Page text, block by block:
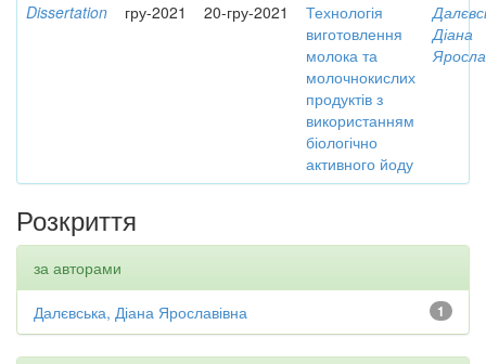
Dissertation гру-2021 20-гру-2021
Технологія
виготовлення
молока та
молочнокислих
продуктів з
використанням
біологічно
активного йоду
Діана
Розкриття
за авторами
1
Далєвська, Діана Ярославівна